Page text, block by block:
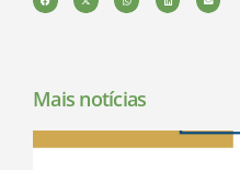
Mais notícias